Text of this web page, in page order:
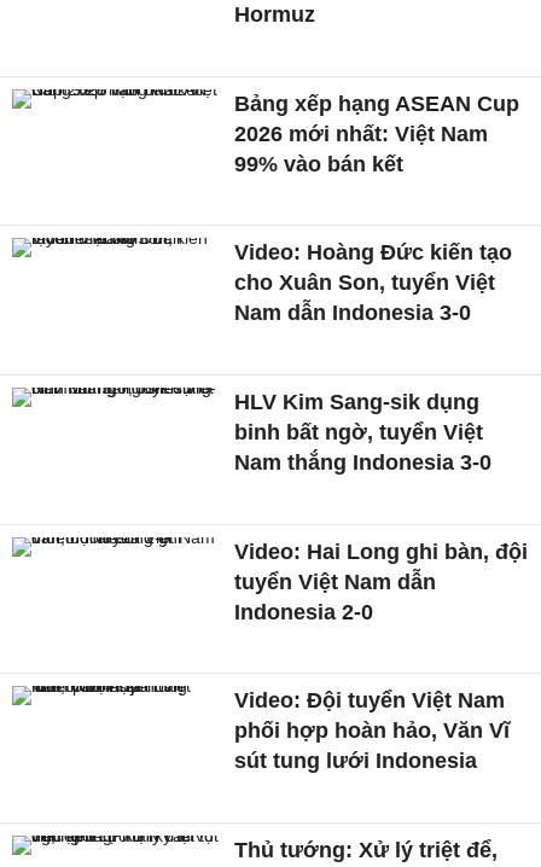
Hormuz
Bảng xếp hạng ASEAN Cup
2026 mới nhất: Việt Nam
99% vào bán kết
Video: Hoàng Đức kiến tạo
cho Xuân Son, tuyển Việt
Nam dẫn Indonesia 3-0
HLV Kim Sang-sik dụng
binh bất ngờ, tuyển Việt
Nam thắng Indonesia 3-0
Video: Hai Long ghi bàn, đội
tuyển Việt Nam dẫn
Indonesia 2-0
Video: Đội tuyển Việt Nam
phối hợp hoàn hảo, Văn Vĩ
sút tung lưới Indonesia
Thủ tướng: Xử lý triệt để,